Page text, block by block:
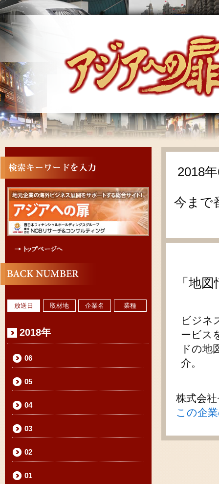
放送日 取材地 企業名 業種
2018年
06
05
04
03
02
01
2018
今まで
「地
ビジネ
ービス
ドの地
介。
株式会
この企